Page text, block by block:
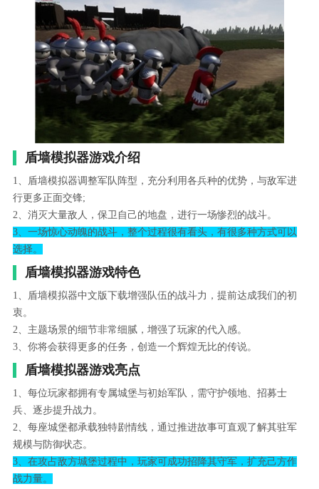
盾墙模拟器游戏介绍
1、盾墙模拟器调整军队阵型，充分利用各兵种的优势，与敌军进
行更多正面交锋;
2、消灭大量敌人，保卫自己的地盘，进行一场惨烈的战斗。
3、一场惊心动魄的战斗，整个过程很有看头，有很多种方式可以
选择。
盾墙模拟器游戏特色
1、盾墙模拟器中文版下载增强队伍的战斗力，提前达成我们的初
衷。
2、主题场景的细节非常细腻，增强了玩家的代入感。
3、你将会获得更多的任务，创造一个辉煌无比的传说。
盾墙模拟器游戏亮点
1、每位玩家都拥有专属城堡与初始军队，需守护领地、招募士
兵、逐步提升战力。
2、每座城堡都承载独特剧情线，通过推进故事可直观了解其驻军
规模与防御状态。
3、在攻占敌方城堡过程中，玩家可成功招降其守军，扩充己方作
战力量。